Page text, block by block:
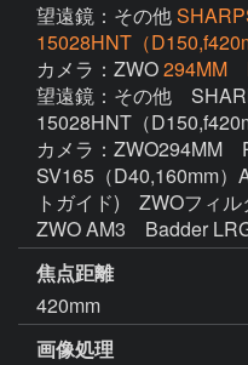
望遠鏡：その他
15028HNT（
カメラ：ZWO294MM
望遠鏡：その他　
15028HNT（
カメラ：ZWO294MM　
SV165（D40,160mm）
トガイド)　ZWOフィ
ZWO AM3　Badder
焦点距離
420mm
画像処理